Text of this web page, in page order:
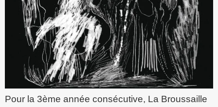
Pour la 3ème année consécutive, La Broussaille